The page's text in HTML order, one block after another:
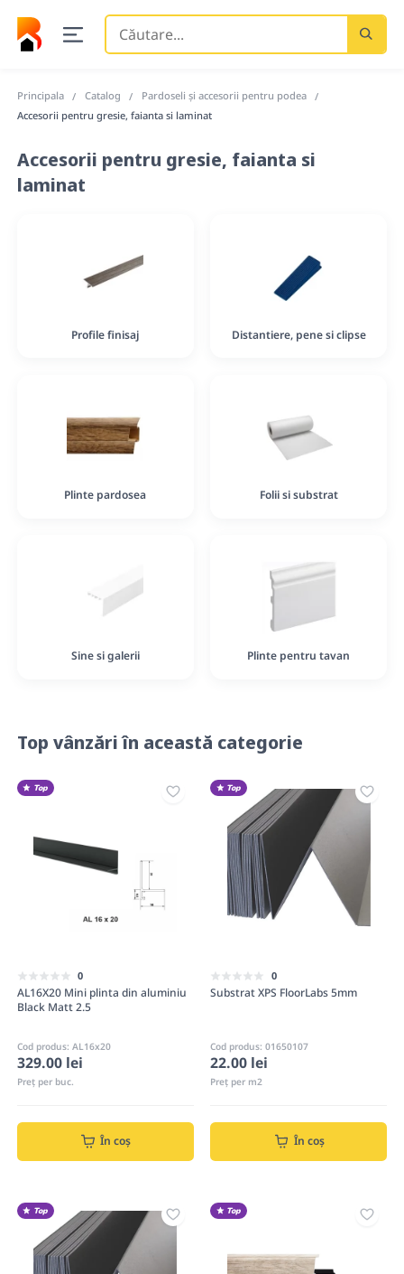
Căutare
Principala Catalog
Pardoseli și accesorii pentru podea
Accesorii pentru gresie, faianta si laminat
Accesorii pentru gresie, faianta si
laminat
Profile finisaj Distantiere, pene si clipse
Plinte pardosea Folii si substrat
Sine si galerii Plinte pentru tavan
Top vânzări în această categorie
Top
0
AL16X20 Mini plinta din aluminiu
Black Matt 2.5
Cod produs: AL16x20
329.00 lei
Preț per buc.
În coș
Top
0
Substrat XPS FloorLabs 5mm
Cod produs: 01650107
22.00 lei
Preț per m2
În coș
Top Top